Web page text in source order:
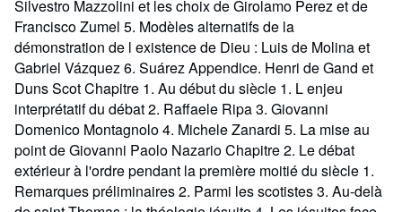
Silvestro Mazzolini et les choix de Girolamo Perez et de
Francisco Zumel 5. Modèles alternatifs de la
démonstration de l existence de Dieu : Luis de Molina et
Gabriel Vázquez 6. Suárez Appendice. Henri de Gand et
Duns Scot Chapitre 1. Au début du siècle 1. L enjeu
interprétatif du débat 2. Raffaele Ripa 3. Giovanni
Domenico Montagnolo 4. Michele Zanardi 5. La mise au
point de Giovanni Paolo Nazario Chapitre 2. Le débat
extérieur à l'ordre pendant la première moitié du siècle 1.
Remarques préliminaires 2. Parmi les scotistes 3. Au-delà